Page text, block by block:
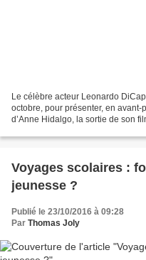
Le célèbre acteur Leonardo
octobre, pour présenter, en
d’Anne Hidalgo, la sortie de son
Voyages scolaires :
jeunesse ?
Publié le 23/10/2016 à 09:28
Par Thomas Joly